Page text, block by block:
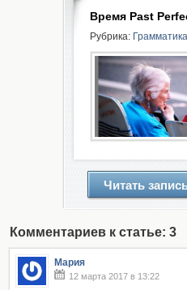
Время Past
Рубрика: Грамматика
Читать
Комментариев к статье: 3
Мария
12 марта 2017 в 13:22